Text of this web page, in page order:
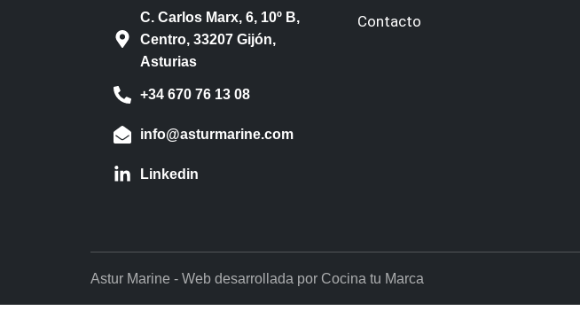
C. Carlos Marx, 6, 10º B,
Centro, 33207 Gijón,
Asturias
+34 670 76 13 08
info@asturmarine.com
Linkedin
Contacto
Astur Marine - Web desarrollada por Cocina tu Marca